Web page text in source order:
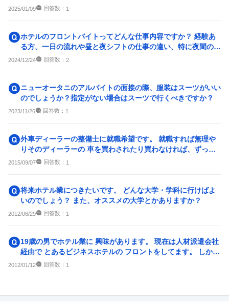
師学校卒業して すぐ...
2025/01/09 回答数： 1
ホテルのフロントバイトってどんな仕事内容ですか？ 経験あ
る方、一日の流れや昼と夜シフトの仕事の違い、特に夜間の事
務作業の具体的な内容な...
2024/12/24 回答数： 2
ニューオータニのアルバイトの面接の際、服装はスーツがいい
のでしょうか？指定がない場合はスーツで行くべきですか？
2023/11/26 回答数： 1
外車ディーラーの整備士に就職希望です。 就職すれば無理や
りそのディーラーの 車を買わされたり買わなければ、ずっと
嫌われ者みたいな事は本...
2015/09/07 回答数： 1
将来ホテル業につきたいです。 どんな大学・学科に行けばよ
いのでしょう？ また、オススメの大学とかありますか？
2012/06/29 回答数： 1
19歳の男でホテル業に 興味があります。 現在は人材派遣会社
経由で とあるビジネスホテルの フロントをしてます。 しかし
ここは 月給...
2012/01/12 回答数： 1